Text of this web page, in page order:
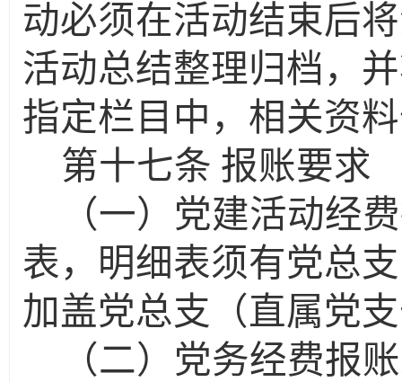
动必须在活动结束后
活动总结整理归档，
指定栏目中，相关资
第十七条 报账要求
（一）党建活动经
表，明细表须有党总
加盖党总支（直属党
（二）党务经费报